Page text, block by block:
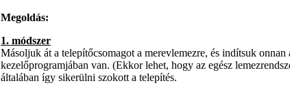
Megoldás:
1. módszer
Másoljuk át a telepítőcsomagot a merevlemezre, és indítsuk
kezelőprogramjában van. (Ekkor lehet, hogy az egész
általában így sikerülni szokott a telepítés.